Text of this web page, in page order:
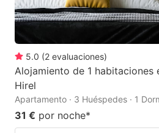
5.0 (2 evaluaciones)
Alojamiento de 1 habitaciones
Hirel
Apartamento · 3 Huéspedes · 1
31 € por noche*